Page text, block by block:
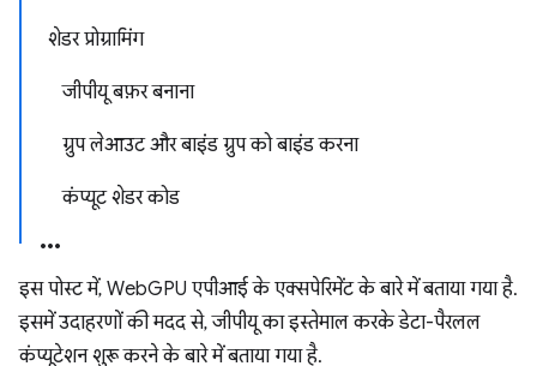
शेडर प्रोग्रामिंग
जीपीयू बफ़र बनाना
ग्रुप लेआउट और बाइंड ग्रुप को बाइंड करना
कंप्यूट शेडर कोड
इस पोस्ट में, WebGPU एपीआई के एक्सपेरिमेंट के बारे में बताया गया है.
इसमें उदाहरणों की मदद से, जीपीयू का इस्तेमाल करके डेटा-पैरलल
कंप्यूटेशन शुरू करने के बारे में बताया गया है.